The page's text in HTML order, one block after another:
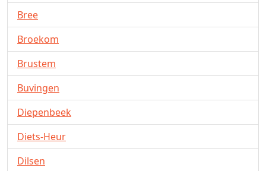
Bree
Broekom
Brustem
Buvingen
Diepenbeek
Diets-Heur
Dilsen